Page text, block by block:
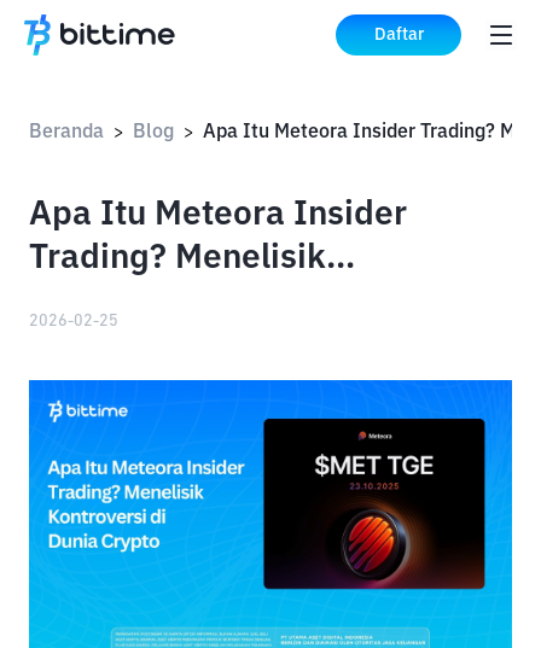
Daftar
Beranda > Blog >
Apa Itu Meteora Insider
Trading? Menelisik
2026-02-25